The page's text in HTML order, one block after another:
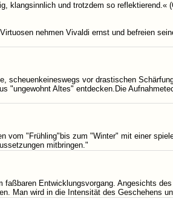
klangsinnlich und trotzdem so reflektierend.«
nehmen Vivaldi ernst und befreien
scheuenkeineswegs vor drastischen
"ungewohnt Altes" entdecken.Die
vom "Frühling"bis zum "Winter" mit einer
mitbringen."
Entwicklungsvorgang. Angesichts
Man wird in die Intensität des Geschehens